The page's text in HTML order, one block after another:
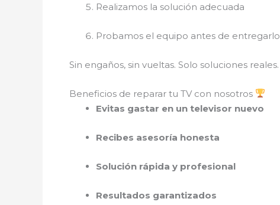
Realizamos la solución adecuada
Probamos el equipo antes de entregarlo
Sin engaños, sin vueltas. Solo soluciones reales.
Beneficios de reparar tu TV con nosotros
Evitas gastar en un televisor nuevo
Recibes asesoría honesta
Solución rápida y profesional
Resultados garantizados